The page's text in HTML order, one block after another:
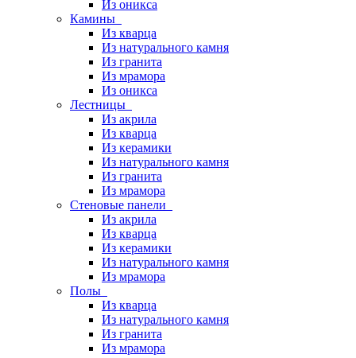
Из оникса
Камины
Из кварца
Из натурального камня
Из гранита
Из мрамора
Из оникса
Лестницы
Из акрила
Из кварца
Из керамики
Из натурального камня
Из гранита
Из мрамора
Стеновые панели
Из акрила
Из кварца
Из керамики
Из натурального камня
Из мрамора
Полы
Из кварца
Из натурального камня
Из гранита
Из мрамора